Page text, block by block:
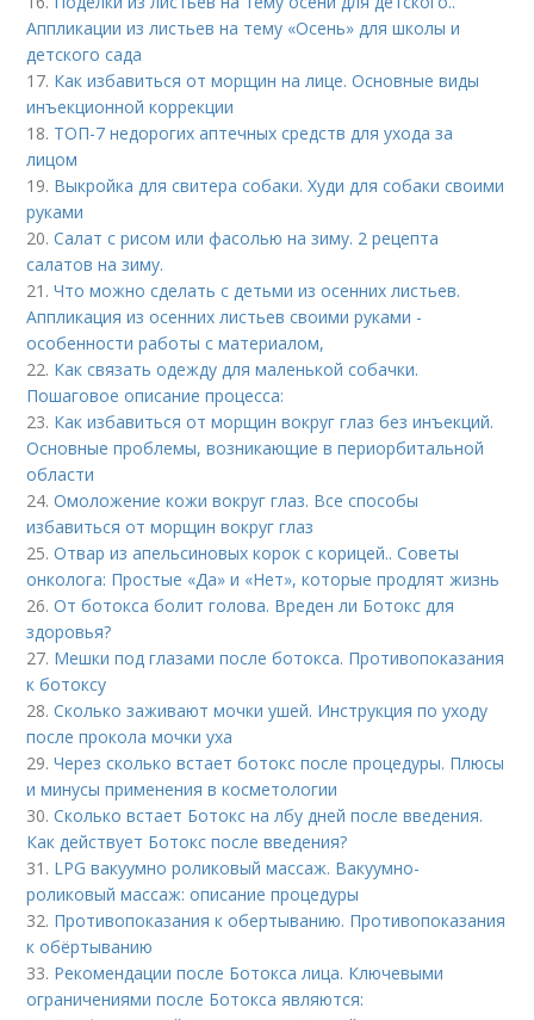
Аппликации из листьев на тему «Осень» для школы и
детского сада
17. Как избавиться от морщин на лице. Основные виды
инъекционной коррекции
18. ТОП-7 недорогих аптечных средств для ухода за
лицом
19. Выкройка для свитера собаки. Худи для собаки своими
руками
20.Салат с рисом или фасолью на зиму. 2 рецепта
салатов на зиму.
21.Что можно сделать с детьми из осенних листьев.
Аппликация из осенних листьев своими руками -
особенности работы с материалом,
22. Как связать одежду для маленькой собачки.
Пошаговое описание процесса:
23. Как избавиться от морщин вокруг глаз без инъекций.
Основные проблемы, возникающие в периорбитальной
области
24.Омоложение кожи вокруг глаз. Все способы
избавиться от морщин вокруг глаз
25.Отвар из апельсиновых корок с корицей.. Советы
онколога: Простые «Да» и «Нет», которые продлят жизнь
26.От ботокса болит голова. Вреден ли Ботокс для
здоровья?
27. Мешки под глазами после ботокса. Противопоказания
к ботоксу
28.Сколько заживают мочки ушей. Инструкция по уходу
после прокола мочки уха
29.Через сколько встает ботокс после процедуры. Плюсы
и минусы применения в косметологии
30.Сколько встает Ботокс на лбу дней после введения.
Как действует Ботокс после введения?
31. LPG вакуумно роликовый массаж. Вакуумно-
роликовый массаж: описание процедуры
32. Противопоказания к обертыванию. Противопоказания
к обёртыванию
33. Рекомендации после Ботокса лица. Ключевыми
ограничениями после Ботокса являются: